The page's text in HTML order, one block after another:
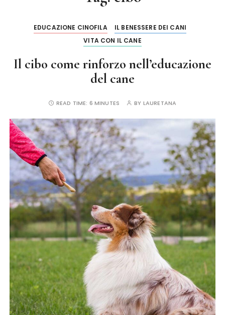
EDUCAZIONE CINOFILA
IL BENESSERE DEI CANI
VITA CON IL CANE
Il cibo come rinforzo nell’educazione
del cane
READ TIME: 6 MINUTES BY LAURETANA